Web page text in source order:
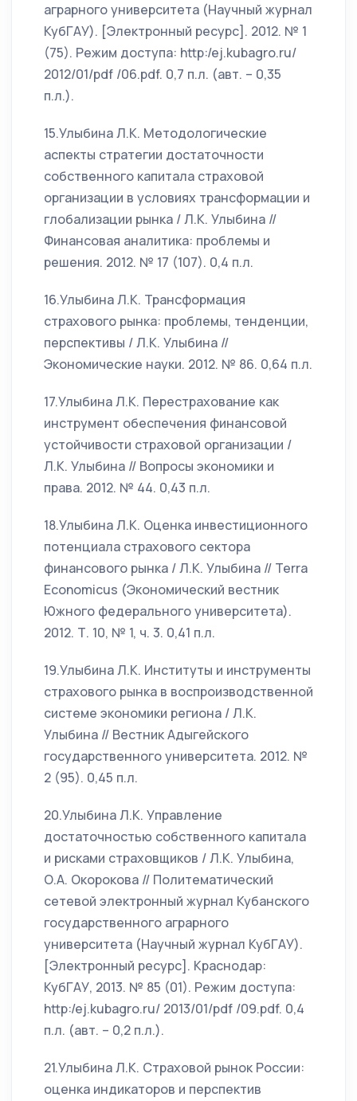
аграрного университета (Научный журнал
КубГАУ). [Электронный ресурс]. 2012. № 1
(75). Режим доступа: http:/ej.kubagro.ru/
2012/01/pdf /06.pdf. 0,7 п.л. (авт. – 0,35
п.л.).
15.Улыбина Л.К. Методологические
аспекты стратегии достаточности
собственного капитала страховой
организации в условиях трансформации и
глобализации рынка / Л.К. Улыбина //
Финансовая аналитика: проблемы и
решения. 2012. № 17 (107). 0,4 п.л.
16.Улыбина Л.К. Трансформация
страхового рынка: проблемы, тенденции,
перспективы / Л.К. Улыбина //
Экономические науки. 2012. № 86. 0,64 п.л.
17.Улыбина Л.К. Перестрахование как
инструмент обеспечения финансовой
устойчивости страховой организации /
Л.К. Улыбина // Вопросы экономики и
права. 2012. № 44. 0,43 п.л.
18.Улыбина Л.К. Оценка инвестиционного
потенциала страхового сектора
финансового рынка / Л.К. Улыбина // Terra
Economicus (Экономический вестник
Южного федерального университета).
2012. Т. 10, № 1, ч. 3. 0,41 п.л.
19.Улыбина Л.К. Институты и инструменты
страхового рынка в воспроизводственной
системе экономики региона / Л.К.
Улыбина // Вестник Адыгейского
государственного университета. 2012. №
2 (95). 0,45 п.л.
20.Улыбина Л.К. Управление
достаточностью собственного капитала
и рисками страховщиков / Л.К. Улыбина,
О.А. Окорокова // Политематический
сетевой электронный журнал Кубанского
государственного аграрного
университета (Научный журнал КубГАУ).
[Электронный ресурс]. Краснодар:
КубГАУ, 2013. № 85 (01). Режим доступа:
http:/ej.kubagro.ru/ 2013/01/pdf /09.pdf. 0,4
п.л. (авт. – 0,2 п.л.).
21.Улыбина Л.К. Страховой рынок России:
оценка индикаторов и перспектив